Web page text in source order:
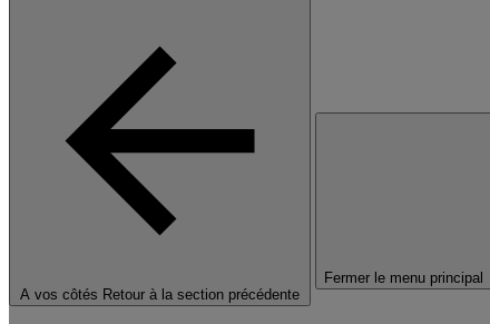
A vos côtés Retour à la section précédente
Fermer le menu principal